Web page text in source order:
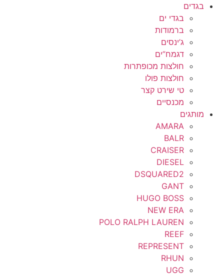
בגדים
בגדי ים
ברמודות
ג’ינסים
דגמח”ים
חולצות מכופתרות
חולצות פולו
טי שירט קצר
מכנסיים
מותגים
AMARA
BALR
CRAISER
DIESEL
DSQUARED2
GANT
HUGO BOSS
NEW ERA
POLO RALPH LAUREN
REEF
REPRESENT
RHUN
UGG